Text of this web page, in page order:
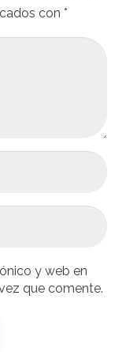
con *
y web en
que comente.